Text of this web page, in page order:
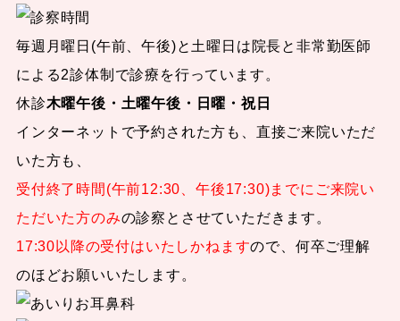
毎週月曜日(午前、午後)と土曜日は院長と非常勤医師
による2診体制で診療を行っています。
休診木曜午後・土曜午後・日曜・祝日
インターネットで予約された方も、直接ご来院いただ
いた方も、
受付終了時間(午前12:30、午後17:30)までにご来院い
ただいた方のみの診察とさせていただきます。
17:30以降の受付はいたしかねますので、何卒ご理解
のほどお願いいたします。